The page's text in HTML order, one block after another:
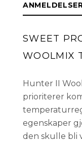
XS
SWEET
WOOLMIX
Hunter II
prioriterer
egenskaper
den skulle bli